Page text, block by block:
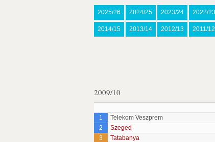
2025/26 2024/25 2023/24 2022/23
2014/15 2013/14 2012/13 2011/12
2009/10
1
Telekom Veszprem
2
Szeged
3
Tatabanya